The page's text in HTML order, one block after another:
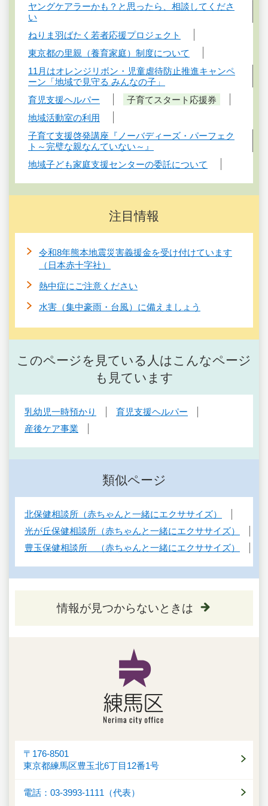
ヤングケアラーかも？と思ったら、相談してくださ
い
ねりま羽ばたく若者応援プロジェクト
東京都の里親（養育家庭）制度について
11月はオレンジリボン・児童虐待防止推進キャンペ
ーン「地域で見守る みんなの子」
育児支援ヘルパー
子育てスタート応援券
地域活動室の利用
子育て支援啓発講座『ノーバディーズ・パーフェク
ト～完璧な親なんていない～』
地域子ども家庭支援センターの委託について
注目情報
令和8年熊本地震災害義援金を受け付けています
（日本赤十字社）
熱中症にご注意ください
水害（集中豪雨・台風）に備えましょう
このページを見ている人はこんなページ
も見ています
乳幼児一時預かり
育児支援ヘルパー
産後ケア事業
類似ページ
北保健相談所（赤ちゃんと一緒にエクササイズ）
光が丘保健相談所（赤ちゃんと一緒にエクササイズ）
豊玉保健相談所 （赤ちゃんと一緒にエクササイズ）
情報が見つからないときは
〒176-8501
東京都練馬区豊玉北6丁目12番1号
電話：03-3993-1111（代表）